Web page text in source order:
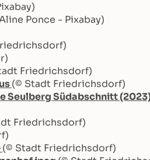
Ponce - Pixabay)
Friedrichsdorf)
(© Stadt Friedrichsdorf)
Seulberg Südabschnitt
Friedrichsdorf)
(© Stadt Friedrichsdorf)